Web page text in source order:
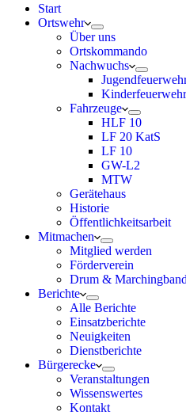
Start
Ortswehr
Über uns
Ortskommando
Nachwuchs
Kinderfeuerwehr
Fahrzeuge
HLF 10
LF 20 KatS
LF 10
GW-L2
MTW
Gerätehaus
Historie
Öffentlichkeitsarbeit
Mitmachen
Mitglied werden
Förderverein
Drum & Marchingband
Berichte
Alle Berichte
Einsatzberichte
Neuigkeiten
Dienstberichte
Bürgerecke
Veranstaltungen
Wissenswertes
Kontakt